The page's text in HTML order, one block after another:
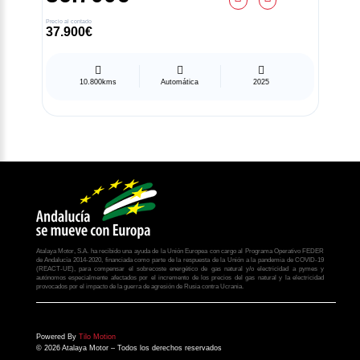
Precio al contado
37.900€
10.800kms Automática 2025
Atalaya Motor, S.A. ha recibido una ayuda de la Unión Europea con cargo al Programa Operativo FEDER
de Andalucía 2014-2020, financiada como parte de la respuesta de la Unión a la pandemia de COVID-19
(REACT-UE), para compensar el sobrecoste energético de gas natural y/o electricidad a pymes y
autónomos especialmente afectados por el incremento de los precios del gas natural y la electricidad
provocados por el impacto de la guerra de agresión de Rusia contra Ucrania.
Powered By Tilo Motion
© 2026 Atalaya Motor – Todos los derechos reservados